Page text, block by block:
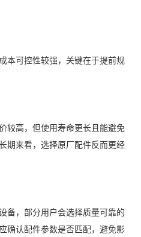
本可控性较强，关键在于提前规
较高，但使用寿命更长且能避免
期来看，选择原厂配件反而更经
备，部分用户会选择质量可靠的
确认配件参数是否匹配，避免影